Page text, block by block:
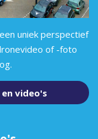
uniek perspectief
of -foto
video's